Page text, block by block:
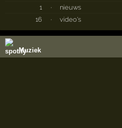
1
·
nieuws
16
· video's
Muziek